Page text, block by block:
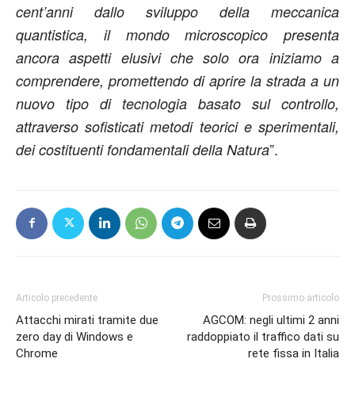
cent’anni dallo sviluppo della meccanica
quantistica, il mondo microscopico presenta
ancora aspetti elusivi che solo ora iniziamo a
comprendere, promettendo di aprire la strada a un
nuovo tipo di tecnologia basato sul controllo,
attraverso sofisticati metodi teorici e sperimentali,
dei costituenti fondamentali della Natura”.
Articolo precedente
Attacchi mirati tramite due
zero day di Windows e
Chrome
Prossimo articolo
AGCOM: negli ultimi 2 anni
raddoppiato il traffico dati su
rete fissa in Italia